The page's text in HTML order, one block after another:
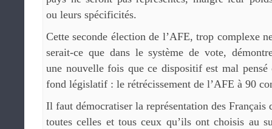
ou leurs spécificités.
Cette seconde élection de l’AFE, trop complexe
serait-ce que dans le système de vote,
une nouvelle fois que ce dispositif est mal pensé
fond législatif : le rétrécissement de l’AFE à 90
Il faut démocratiser la représentation des Français
toutes celles et tous ceux qu’ils ont choisis au